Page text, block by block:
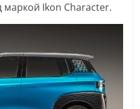
маркой Ikon Character.